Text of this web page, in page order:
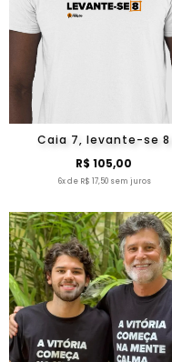
Caia 7, levante-se 8
R$ 105,00
6x de R$ 17,50 sem juros